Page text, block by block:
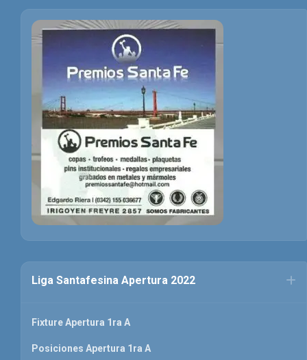
Liga Santafesina Apertura 2022
Fixture Apertura 1ra A
Posiciones Apertura 1ra A